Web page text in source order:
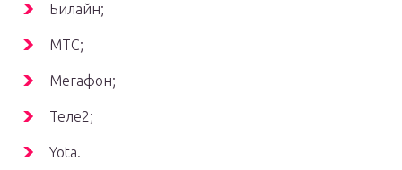
Билайн;
МТС;
Мегафон;
Теле2;
Yota.